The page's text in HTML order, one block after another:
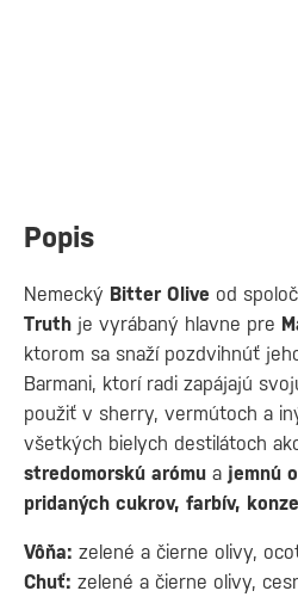
Popis
Nemecký Bitter Olive od
Truth je vyrábaný hlavne pre
ktorom sa snaží pozdvihnúť
Barmani, ktorí radi zapájajú
použiť v sherry, vermútoch a
všetkých bielych destilátoch
stredomorskú arómu a jemnú
pridaných cukrov, farbív,
Vôňa: zelené a čierne olivy,
Chuť: zelené a čierne olivy,